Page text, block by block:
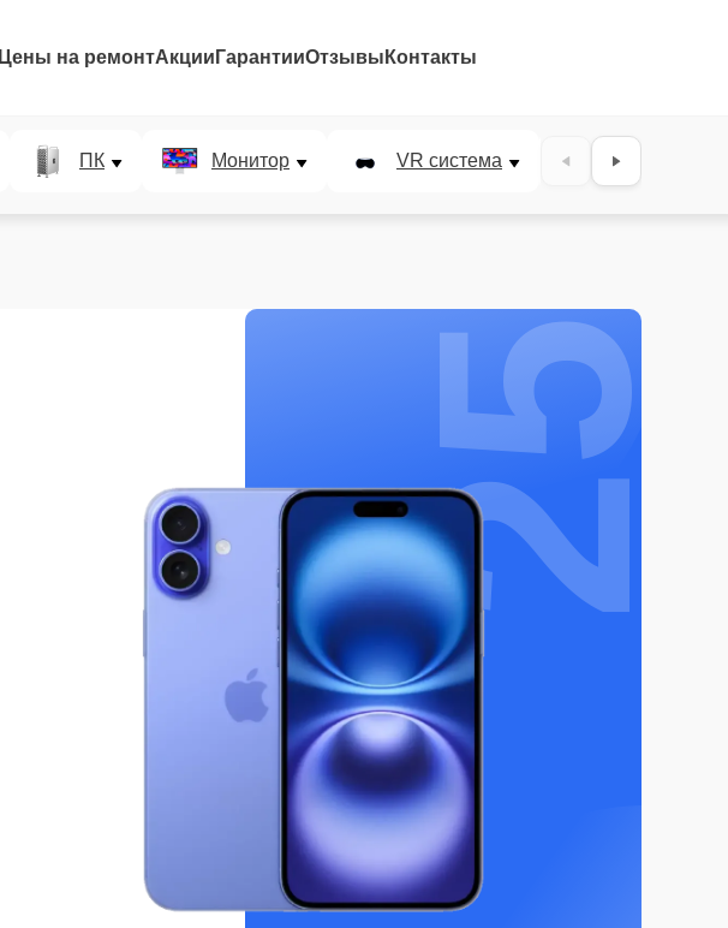
Цены на ремонтАкции ГарантииОтзывы Контакты
ПК Монитор VR система Наушники
25%